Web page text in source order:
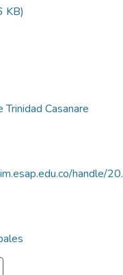
KB)
Casanare
handle/